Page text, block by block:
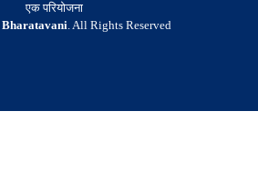
एक परियोजना
Bharatavani. All Rights Reserved